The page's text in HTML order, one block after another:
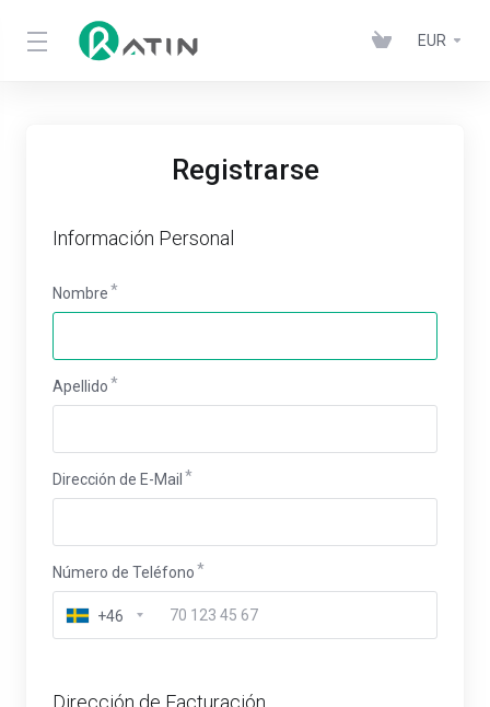
EUR
Registrarse
Información Personal
Nombre
Apellido
Dirección de E-Mail
Número de Teléfono
+46
Dirección de Facturación